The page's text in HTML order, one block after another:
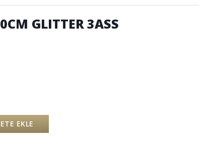
GLITTER 3ASS
EKLE